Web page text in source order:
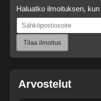
Arvostelut
Haluatko ilmoituksen,
Tilaa ilmoitus